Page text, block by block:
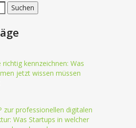
richtig kennzeichnen: Was
jetzt wissen müssen
zur professionellen digitalen
Was Startups in welcher